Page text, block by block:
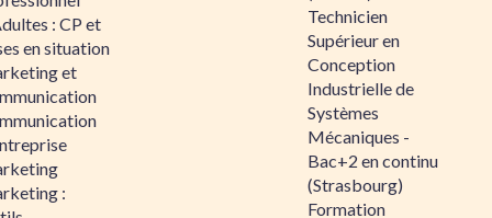
: CP et
en situation
et
:
Technicien
Supérieur en
Conception
Industrielle de
Systèmes
Mécaniques -
Bac+2 en continu
(Strasbourg)
Formation